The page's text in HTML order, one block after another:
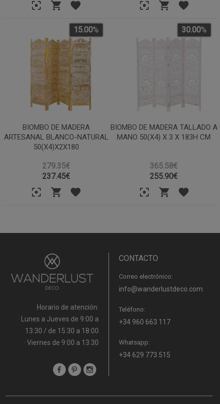
BIOMBO DE MADERA
ARTESANAL BLANCO-NATURAL
50(X4)X2X180
279.35€
15.00%
237.45€
BIOMBO DE MADERA TALLADO A
MANO 50(X4) X 3 X 183H CM
365.58€
30.00%
255.90€
Horario de atención:
· Lunes a Jueves de 9:00 a
13:30 / de 15:30 a 18:00
· Viernes de 9:00 a 13:30
CONTACTO
Correo electrónico:
info@wanderlustdeco.com
Teléfono:
+34 960 663 117
Whatsapp:
+34 629 773 515